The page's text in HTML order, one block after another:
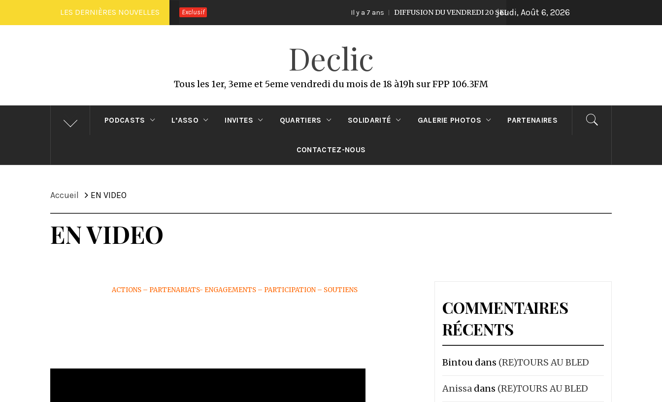
au
LES DERNIÈRES NOUVELLES Exclusif Il y a 7 ans DIFFUSION DU VENDREDI 20 SEPTEMBRE 2019 Il y a 7 ans
jeudi, Août 6, 2026
Declic
Tous les 1er, 3eme et 5eme vendredi du mois de 18 à19h sur FPP 106.3FM
PODCASTS L’ASSO INVITES QUARTIERS SOLIDARITÉ GALERIE PHOTOS PARTENAIRES
CONTACTEZ-NOUS
Accueil EN VIDEO
EN VIDEO
ACTIONS – PARTENARIATS- ENGAGEMENTS – PARTICIPATION – SOUTIENS
COMMENTAIRES
RÉCENTS
Bintoudans (RE)TOURS AU BLED
Anissadans (RE)TOURS AU BLED